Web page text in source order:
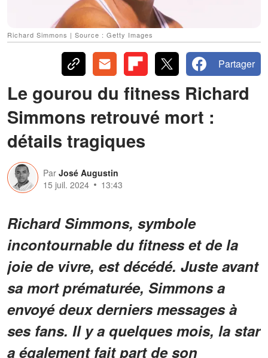
Richard Simmons | Source : Getty Images
Partager
Le gourou du fitness Richard
Simmons retrouvé mort :
détails tragiques
Par José Augustin
15 juil. 2024
13:43
Richard Simmons, symbole
incontournable du fitness et de la
joie de vivre, est décédé. Juste avant
sa mort prématurée, Simmons a
envoyé deux derniers messages à
ses fans. Il y a quelques mois, la star
a également fait part de son